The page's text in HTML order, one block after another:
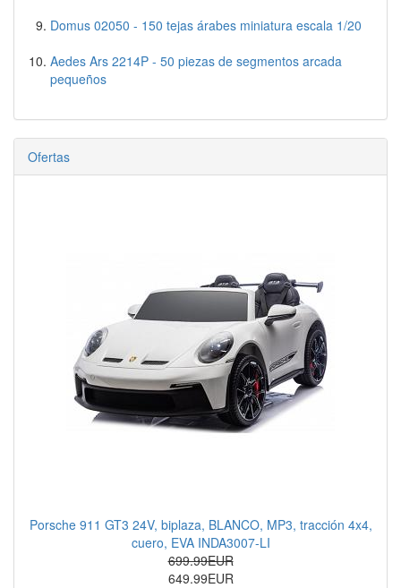
Domus 02050 - 150 tejas árabes miniatura escala 1/20
Aedes Ars 2214P - 50 piezas de segmentos arcada
pequeños
Ofertas
Porsche 911 GT3 24V, biplaza, BLANCO, MP3, tracción 4x4,
cuero, EVA INDA3007-LI
699.99EUR
649.99EUR